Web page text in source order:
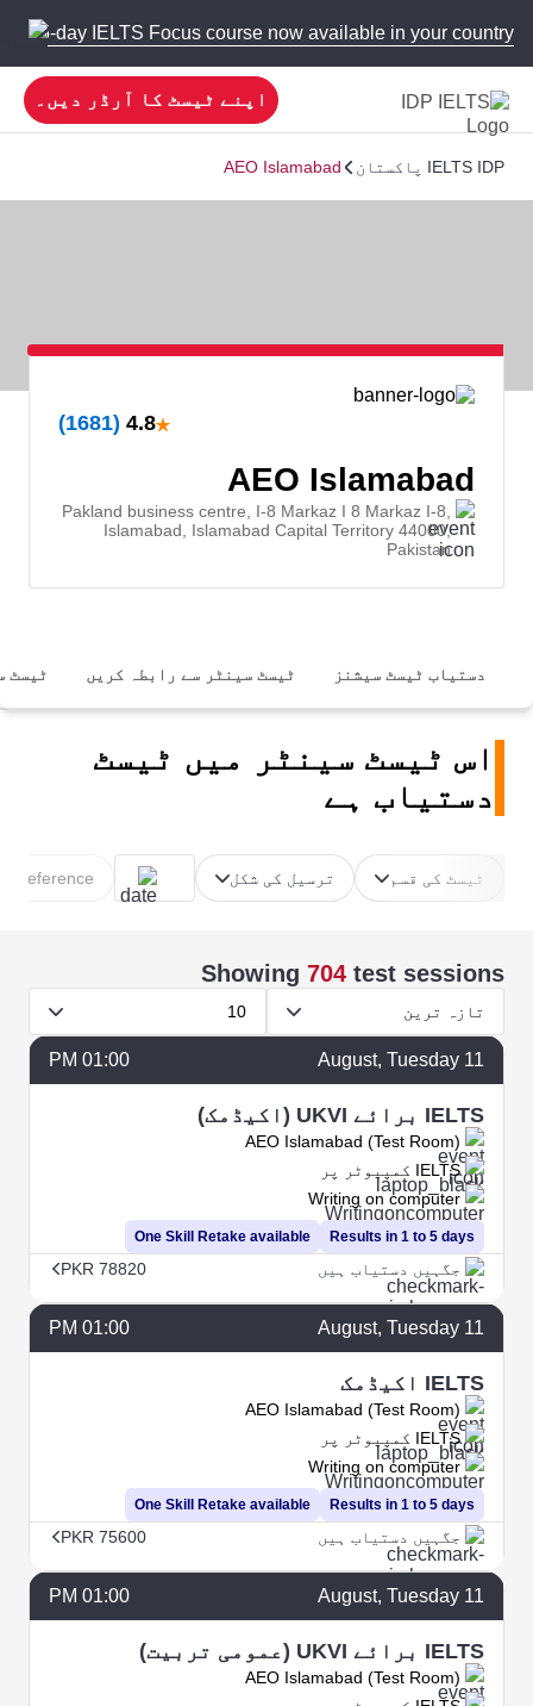
5-day IELTS Focus course now available in your country!
اپنے ٹیسٹ کا آرڈر دیں۔
IELTS IDP پاکستان AEO Islamabad
★
4.8
(1681)
AEO Islamabad
Pakland business centre, I-8 Markaz I 8 Markaz I-8,
Islamabad, Islamabad Capital Territory 44000,
Pakistan
دستیاب ٹیسٹ سیشنز ٹیسٹ سینٹر سے رابطہ کریں ٹیسٹ
اس ٹیسٹ سینٹر میں ٹیسٹ
دستیاب ہے
ٹیسٹ کی قسم ترسیل کی شکل Preference
Showing 704 test sessions
تازہ ترین 10
11
August, Tuesday
01:00 PM
IELTS برائے UKVI (اکیڈمک)
AEO Islamabad (Test Room)
Results in 1 to 5 days
IELTS کمپیوٹر پر
Writing on computer
One Skill Retake available
جگہیں دستیاب ہیں PKR 78820
11
August, Tuesday
01:00 PM
IELTS اکیڈمک
AEO Islamabad (Test Room)
Results in 1 to 5 days
IELTS کمپیوٹر پر
Writing on computer
One Skill Retake available
جگہیں دستیاب ہیں PKR 75600
11
August, Tuesday
01:00 PM
IELTS برائے UKVI (عمومی تربیت)
AEO Islamabad (Test Room)